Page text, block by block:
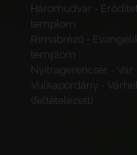
Háromudvar -
templom
Rimabrézó -
templom
Nyitragerencsér - Vár
Vulkapordány -
(feltételezett)